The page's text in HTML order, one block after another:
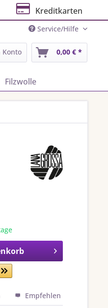
Kreditkarten
Service/Hilfe
Konto 0,00 € *
Filzwolle
Empfehlen